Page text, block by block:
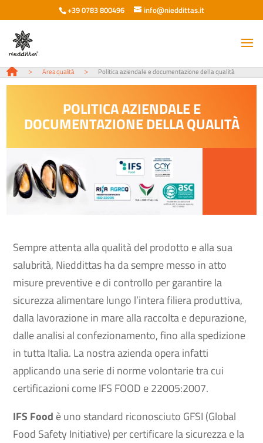
+39 0783 800496 info@nieddittas.it
> Area qualità > Politica aziendale e documentazione della qualità
POLITICA AZIENDALE E
DOCUMENTAZIONE DELLA QUALITÀ
Sempre attenta alla qualità del prodotto e alla sua
salubrità, Nieddittas ha da sempre messo in atto
misure preventive e di controllo per garantire la
sicurezza alimentare lungo l’intera filiera produttiva,
dalla lavorazione in mare alla raccolta e depurazione,
dalle analisi al confezionamento, fino alla spedizione
in tutta Italia. La nostra azienda opera infatti
applicando una serie di norme volontarie tra cui
certificazioni come IFS FOOD e 22005:2007.
IFS Food è uno standard riconosciuto GFSI (Global
Food Safety Initiative) per certificare la sicurezza e la